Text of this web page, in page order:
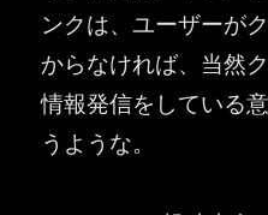
ンクは、ユーザーが
からなければ、当然
情報発信をしている
うような。